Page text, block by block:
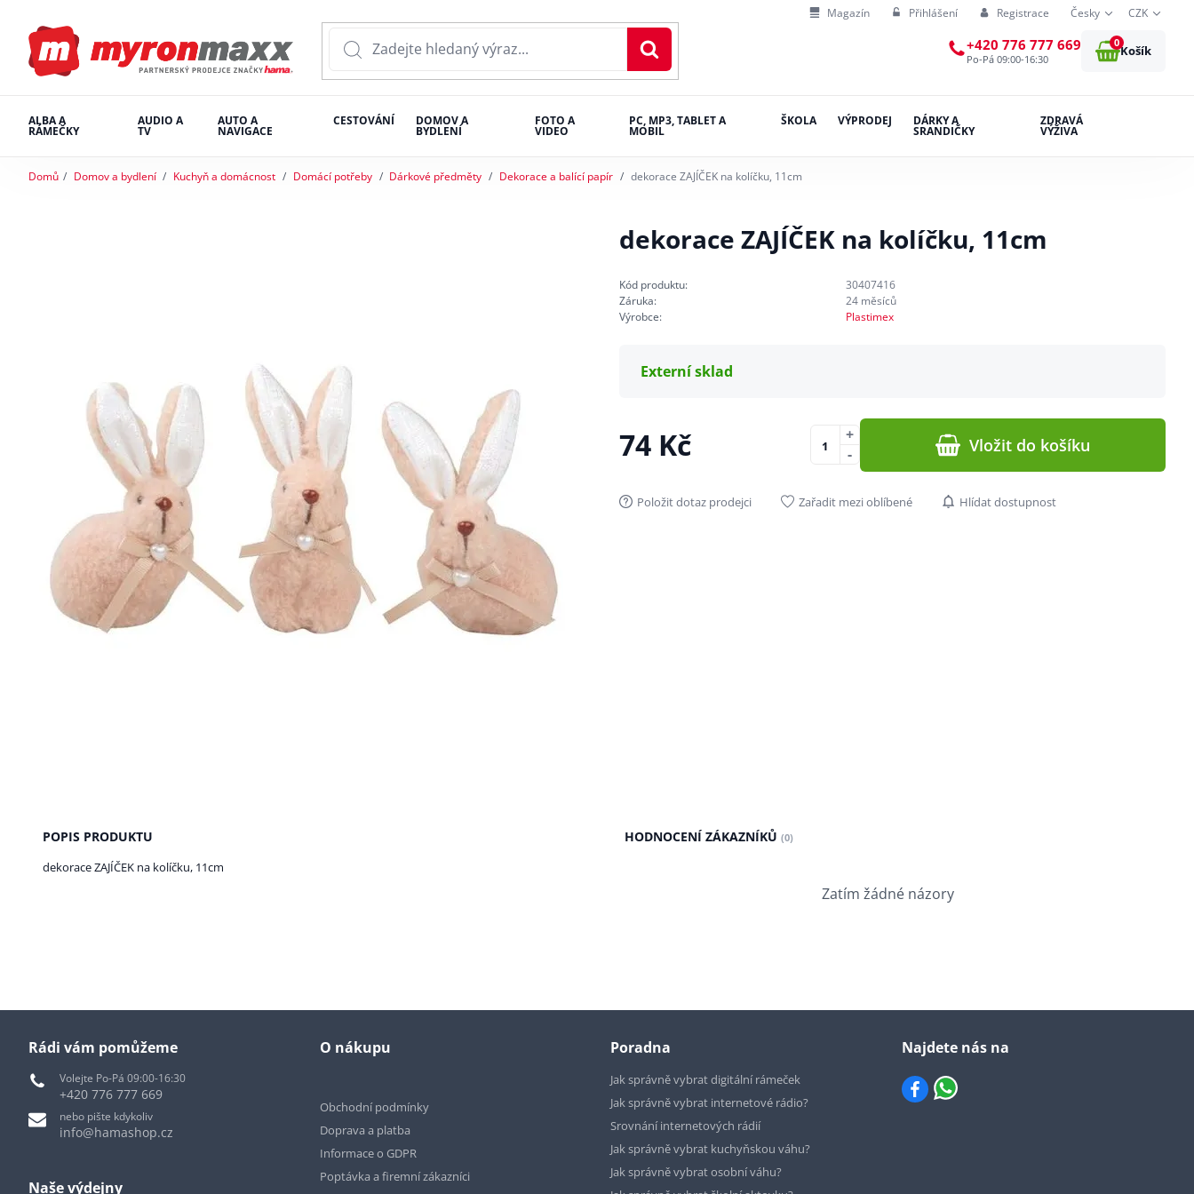
Magazín Přihlášení Registrace Česky CZK
+420 776 777 669
Po-Pá 09:00-16:30
0
Košík
ALBA A
RÁMEČKY
AUDIO A
TV
AUTO A
NAVIGACE
CESTOVÁNÍ DOMOV A
BYDLENÍ
FOTO A
VIDEO
PC, MP3, TABLET A
MOBIL
ŠKOLA VÝPRODEJ DÁRKY A
SRANDIČKY
ZDRAVÁ
VÝŽIVA
Domů Domov a bydlení Kuchyň a domácnost Domácí potřeby Dárkové předměty Dekorace a balící papír dekorace ZAJÍČEK na kolíčku, 11cm
dekorace ZAJÍČEK na kolíčku, 11cm
Kód produktu:
30407416
Záruka:
24 měsíců
Výrobce:
Plastimex
Externí sklad
74 Kč -
+ Vložit do košíku
Položit dotaz prodejci Zařadit mezi oblíbené Hlídat dostupnost
POPIS PRODUKTU
dekorace ZAJÍČEK na kolíčku, 11cm
HODNOCENÍ ZÁKAZNÍKŮ (0)
Zatím žádné názory
Rádi vám pomůžeme
Volejte Po-Pá 09:00-16:30
+420 776 777 669
nebo pište kdykoliv
info@hamashop.cz
Naše výdejny
O nákupu
Obchodní podmínky
Doprava a platba
Informace o GDPR
Poptávka a firemní zákazníci
Poradna
Jak správně vybrat digitální rámeček
Jak správně vybrat internetové rádio?
Srovnání internetových rádií
Jak správně vybrat kuchyňskou váhu?
Jak správně vybrat osobní váhu?
Najdete nás na